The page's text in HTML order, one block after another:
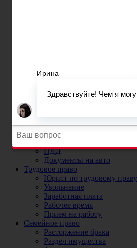
ДТП
ОСАГО
ПДД
Документы на авто
Трудовое право
Юрист по трудовому праву
Увольнение
Заработная плата
Рабочее время
Прием на работу
Семейное право
Расторжение брака
Раздел имущества